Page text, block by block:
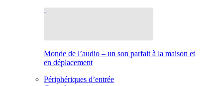
Monde de l’audio – un son parfait à la maison et
en déplacement
Périphériques d’entrée